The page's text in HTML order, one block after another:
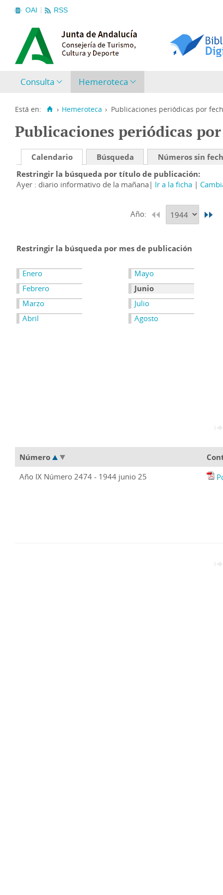
OAI RSS
Consulta Hemeroteca
Está en: › Hemeroteca › Publicaciones periódicas por
Publicaciones periódicas
Calendario Búsqueda
Números sin
Restringir la búsqueda por título de publicación
Ayer : diario informativo de la mañana
Ir a la ficha
Año:
Restringir la búsqueda por mes de publicación
Enero
Febrero
Marzo
Abril
Mayo
Junio
Julio
Agosto
Número
Año IX Número 2474 - 1944 junio 25